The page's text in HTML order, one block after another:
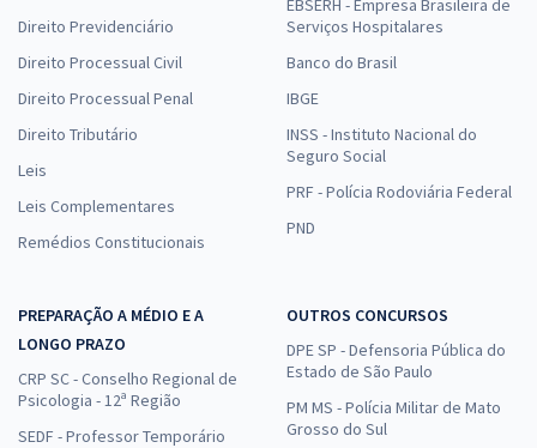
Direito Previdenciário
Direito Processual Civil
Direito Processual Penal
Direito Tributário
Leis
Leis Complementares
Remédios Constitucionais
EBSERH - Empresa Brasileira de
Serviços Hospitalares
Banco do Brasil
IBGE
INSS - Instituto Nacional do
Seguro Social
PRF - Polícia Rodoviária Federal
PND
PREPARAÇÃO A MÉDIO E A
LONGO PRAZO
CRP SC - Conselho Regional de
Psicologia - 12ª Região
SEDF - Professor Temporário
OUTROS CONCURSOS
DPE SP - Defensoria Pública do
Estado de São Paulo
PM MS - Polícia Militar de Mato
Grosso do Sul